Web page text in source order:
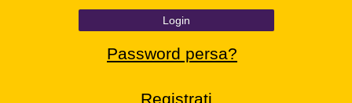
Login
Password persa?
Registrati